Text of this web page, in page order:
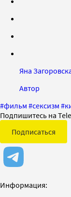
Яна
Автор
#фильм #сексизм #
Подпишитесь на
Подписаться
Информация: